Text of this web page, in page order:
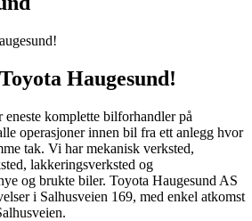
Haugesund!
komplette bilforhandler på
operasjoner innen bil fra ett anlegg hvor
tak. Vi har mekanisk verksted,
lakkeringsverksted og
og brukte biler. Toyota Haugesund AS
i Salhusveien 169, med enkel atkomst